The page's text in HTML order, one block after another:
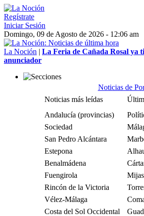
Regístrate
Iniciar Sesión
Domingo, 09 de Agosto de 2026 - 12:06 am
La Noción | La Feria de Cañada Rosal ya
anunciador
Noticias de
Noticias más leídas
Andalucía (provincias)
Sociedad
San Pedro Alcántara
Estepona
Benalmádena
Fuengirola
Mijas
Rincón de la Victoria
Vélez-Málaga
Costa del Sol Occidental